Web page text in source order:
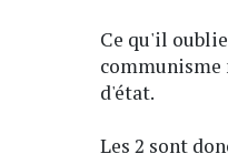
Ce qu'il
communisme
d'état.
Les 2 sont